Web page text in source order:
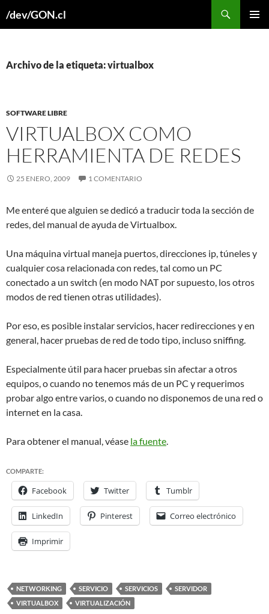
/dev/GON.cl
Archivo de la etiqueta: virtualbox
SOFTWARE LIBRE
VIRTUALBOX COMO
HERRAMIENTA DE REDES
25 ENERO, 2009 1 COMENTARIO
Me enteré que alguien se dedicó a traducir toda la sección de
redes, del manual de ayuda de Virtualbox.
Una máquina virtual maneja puertos, direcciones ip, túneles y
cualquier cosa relacionada con redes, tal como un PC
conectado a un switch (en modo NAT por supuesto, los otros
modos de red tienen otras utilidades).
Por eso, es posible instalar servicios, hacer redirecciones y en
general, hacer pruebas de red de todo tipo, incluso sniffing.
Especialmente útil para hacer pruebas sin afectar a otros
equipos, o cuando no tenemos más de un PC y requerimos
probar algo entre varios, o cuando no disponemos de una red o
internet en la casa.
Para obtener el manual, véase la fuente.
COMPARTE:
Facebook Twitter Tumblr
LinkedIn Pinterest Correo electrónico
Imprimir
NETWORKING SERVICIO SERVICIOS
SERVIDOR
VIRTUALBOX
VIRTUALIZACIÓN